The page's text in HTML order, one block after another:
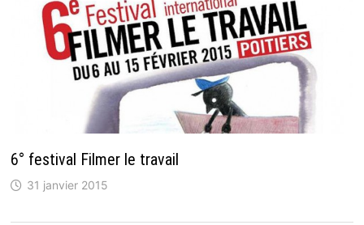
6° festival Filmer le travail
31 janvier 2015